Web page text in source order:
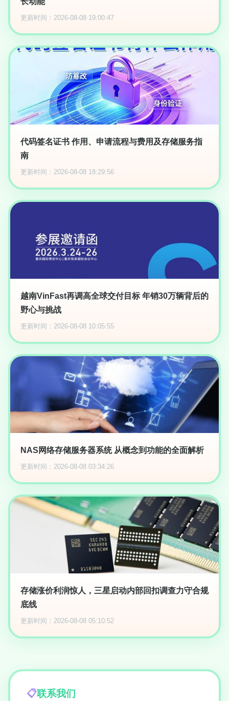
更新时间：2026-08-08 19:00:47
代码签名证书 作用、申请流程与费用及存储服务指
南
更新时间：2026-08-08 18:29:56
越南VinFast再调高全球交付目标 年销30万辆背后的
野心与挑战
更新时间：2026-08-08 10:05:55
NAS网络存储服务器系统 从概念到功能的全面解析
更新时间：2026-08-08 03:34:26
存储涨价利润惊人，三星启动内部回扣调查力守合规
底线
更新时间：2026-08-08 05:10:52
联系我们